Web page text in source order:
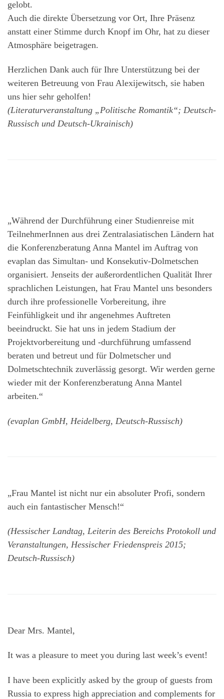
gelobt.
Auch die direkte Übersetzung vor Ort, Ihre Präsenz
anstatt einer Stimme durch Knopf im Ohr, hat zu dieser
Atmosphäre beigetragen.
Herzlichen Dank auch für Ihre Unterstützung bei der
weiteren Betreuung von Frau Alexijewitsch, sie haben
uns hier sehr geholfen!
(Literaturveranstaltung „Politische Romantik“; Deutsch-
Russisch und Deutsch-Ukrainisch)
„Während der Durchführung einer Studienreise mit
TeilnehmerInnen aus drei Zentralasiatischen Ländern hat
die Konferenzberatung Anna Mantel im Auftrag von
evaplan das Simultan- und Konsekutiv-Dolmetschen
organisiert. Jenseits der außerordentlichen Qualität Ihrer
sprachlichen Leistungen, hat Frau Mantel uns besonders
durch ihre professionelle Vorbereitung, ihre
Feinfühligkeit und ihr angenehmes Auftreten
beeindruckt. Sie hat uns in jedem Stadium der
Projektvorbereitung und -durchführung umfassend
beraten und betreut und für Dolmetscher und
Dolmetschtechnik zuverlässig gesorgt. Wir werden gerne
wieder mit der Konferenzberatung Anna Mantel
arbeiten.“
(evaplan GmbH, Heidelberg, Deutsch-Russisch)
„Frau Mantel ist nicht nur ein absoluter Profi, sondern
auch ein fantastischer Mensch!“
(Hessischer Landtag, Leiterin des Bereichs Protokoll und
Veranstaltungen, Hessischer Friedenspreis 2015;
Deutsch-Russisch)
Dear Mrs. Mantel,
It was a pleasure to meet you during last week’s event!
I have been explicitly asked by the group of guests from
Russia to express high appreciation and complements for